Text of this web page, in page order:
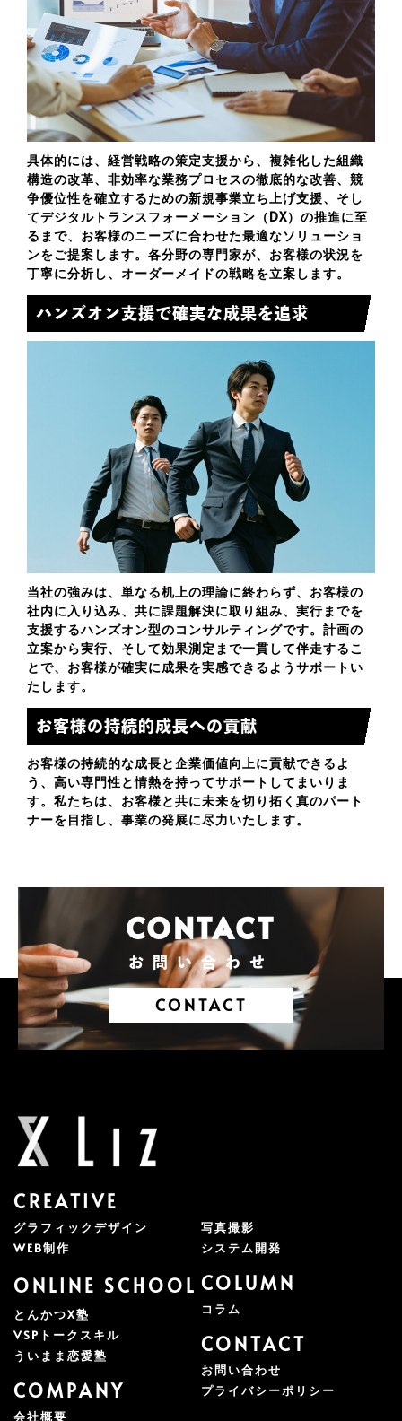
具体的には、 経営戦略の策定支援から、複雑化した組織
構造の改革、非効率な業務プロセスの徹底的な改善、競
争優位性を確立するための新規事業立ち上げ支援、そし
てデジタルトランスフォーメーション（DX）の推進に至
るまで、お客様のニーズに合わせた最適なソリューショ
ンをご提案します。各分野の専門家が、お客様の状況を
丁寧に分析し、オーダーメイドの戦略を立案します。
ハンズオン支援で確実な成果を追求
当社の強みは、単なる机上の理論に終わらず、お客様の
社内に入り込み、共に課題解決に取り組み、実行までを
支援するハンズオン型のコンサルティングです。計画の
立案から実行、そして効果測定まで一貫して伴走するこ
とで、お客様が確実に成果を実感できるようサポートい
たします。
お客様の持続的成長への貢献
お客様の持続的な成長と企業価値向上に貢献できるよ
う、高い専門性と情熱を持ってサポートしてまいりま
す。私たちは、お客様と共に未来を切り拓く真のパート
ナーを目指し、事業の発展に尽力いたします。
CONTACT
お問い合わせ
CONTACT
CREATIVE
グラフィックデザイン
WEB制作
写真撮影
システム開発
ONLINE SCHOOL
とんかつX塾
VSPトークスキル
ういまま恋愛塾
COMPANY
会社概要
COLUMN
コラム
CONTACT
お問い合わせ
プライバシーポリシー